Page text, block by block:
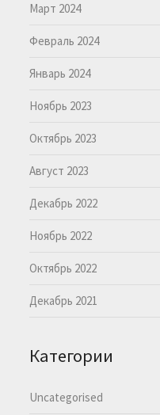
Март 2024
Февраль 2024
Январь 2024
Ноябрь 2023
Октябрь 2023
Август 2023
Декабрь 2022
Ноябрь 2022
Октябрь 2022
Декабрь 2021
Категории
Uncategorised